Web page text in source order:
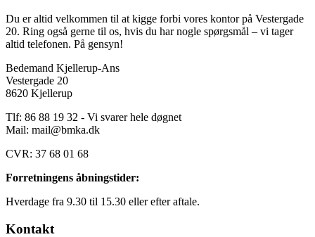
Du er altid velkommen til at kigge forbi vores kontor på Vestergade
20. Ring også gerne til os, hvis du har nogle spørgsmål – vi tager
altid telefonen. På gensyn!
Bedemand Kjellerup-Ans
Vestergade 20
8620 Kjellerup
Tlf: 86 88 19 32 - Vi svarer hele døgnet
Mail: mail@bmka.dk
CVR: 37 68 01 68
Forretningens åbningstider:
Hverdage fra 9.30 til 15.30 eller efter aftale.
Kontakt